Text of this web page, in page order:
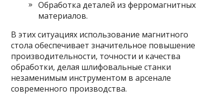
Обработка деталей из ферромагнитных
материалов.
В этих ситуациях использование магнитного
стола обеспечивает значительное повышение
производительности, точности и качества
обработки, делая шлифовальные станки
незаменимым инструментом в арсенале
современного производства.